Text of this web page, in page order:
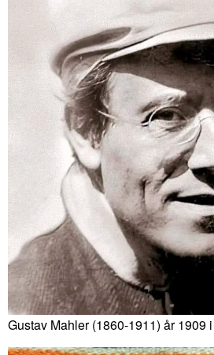
Gustav Mahler (1860-1911) år 1909